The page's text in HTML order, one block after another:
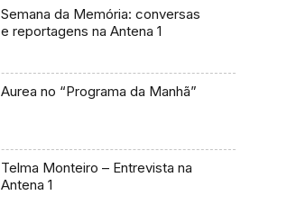
Semana da Memória: conversas
e reportagens na Antena 1
Aurea no “Programa da Manhã”
Telma Monteiro – Entrevista na
Antena 1